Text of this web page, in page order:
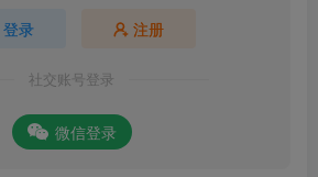
登录 注册
社交账号登录
微信登录